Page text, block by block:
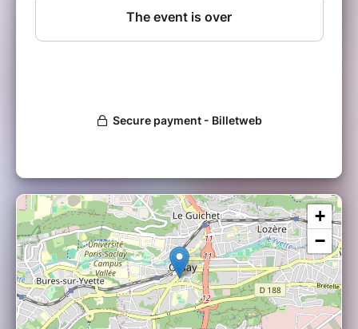
recevoir des conseils des joueurs plus
expérimentés et des organisateurs du tournois
recevrez un kit d'avant première afin de
long de l'événement !
Notez que l'évenement aura lieu au bar à jeux
Le Deck :
13 rue Archangé, 91400 Orsay
Les inscriptions se font ici mais ilfaudra payer
sont kit sur place(35 euros sauf évolution de
prix), pensez àprévenir les organisateurs en
cas d'empechementafin de libérer votre place
+
−